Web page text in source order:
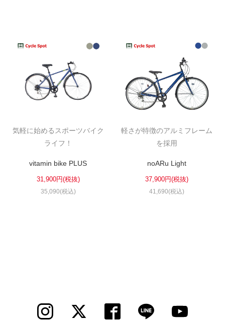
気軽に始めるスポーツバイク
ライフ！
vitamin bike PLUS
31,900円(税抜)
35,090(税込)
軽さが特徴のアルミフレーム
を採用
noARu Light
37,900円(税抜)
41,690(税込)